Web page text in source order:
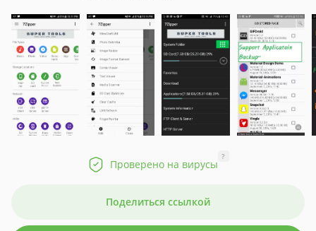
Проверено на вирусы
?
Поделиться ссылкой